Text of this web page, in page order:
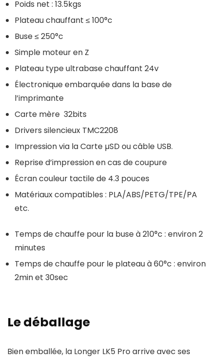
Poids net : 13.5kgs
Plateau chauffant ≤ 100°c
Buse ≤ 250°c
Simple moteur en Z
Plateau type ultrabase chauffant 24v
Électronique embarquée dans la base de
l’imprimante
Carte mère 32bits
Drivers silencieux TMC2208
Impression via la Carte µSD ou câble USB.
Reprise d’impression en cas de coupure
Écran couleur tactile de 4.3 pouces
Matériaux compatibles : PLA/ABS/PETG/TPE/PA
etc.
Temps de chauffe pour la buse à 210°c : environ 2
minutes
Temps de chauffe pour le plateau à 60°c : environ
2min et 30sec
Le déballage
Bien emballée, la Longer LK5 Pro arrive avec ses